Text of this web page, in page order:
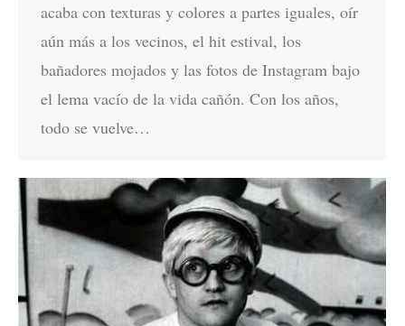
acaba con texturas y colores a partes iguales, oír
aún más a los vecinos, el hit estival, los
bañadores mojados y las fotos de Instagram bajo
el lema vacío de la vida cañón. Con los años,
todo se vuelve…